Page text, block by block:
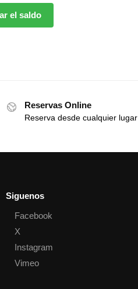
Reservas Online
Reserva desde cualquier lugar
Siguenos
Facebook
X
Instagram
Vimeo